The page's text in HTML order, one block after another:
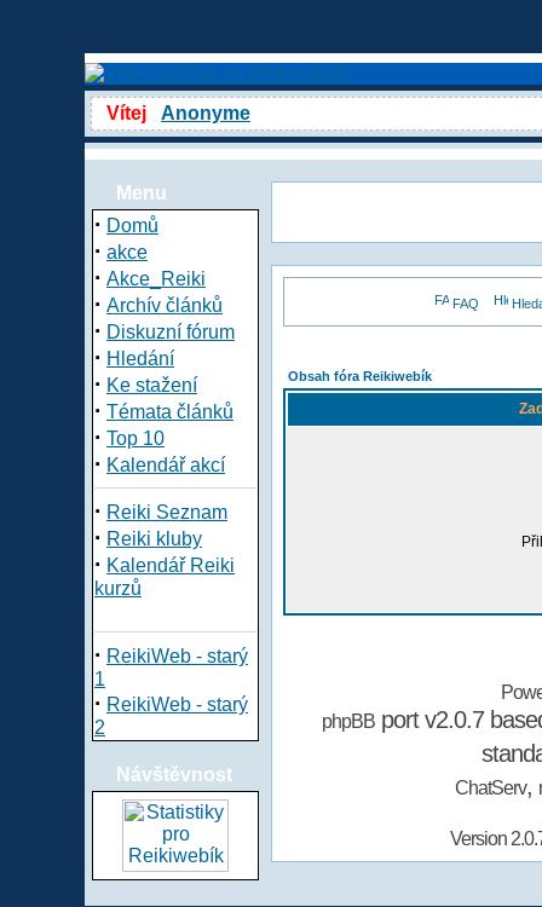
Vítej Anonyme
Menu
· Domů
· akce
· Akce_Reiki
· Archív článků
· Diskuzní fórum
· Hledání
· Ke stažení
· Témata článků
· Top 10
· Kalendář akcí
· Reiki Seznam
· Reiki kluby
· Kalendář Reiki
kurzů
· ReikiWeb - starý
1
· ReikiWeb - starý
2
Návštěvnost
FAQ
Obsah fóra Reikiwebík
phpBBport v2.0.7
ChatServ,
Version